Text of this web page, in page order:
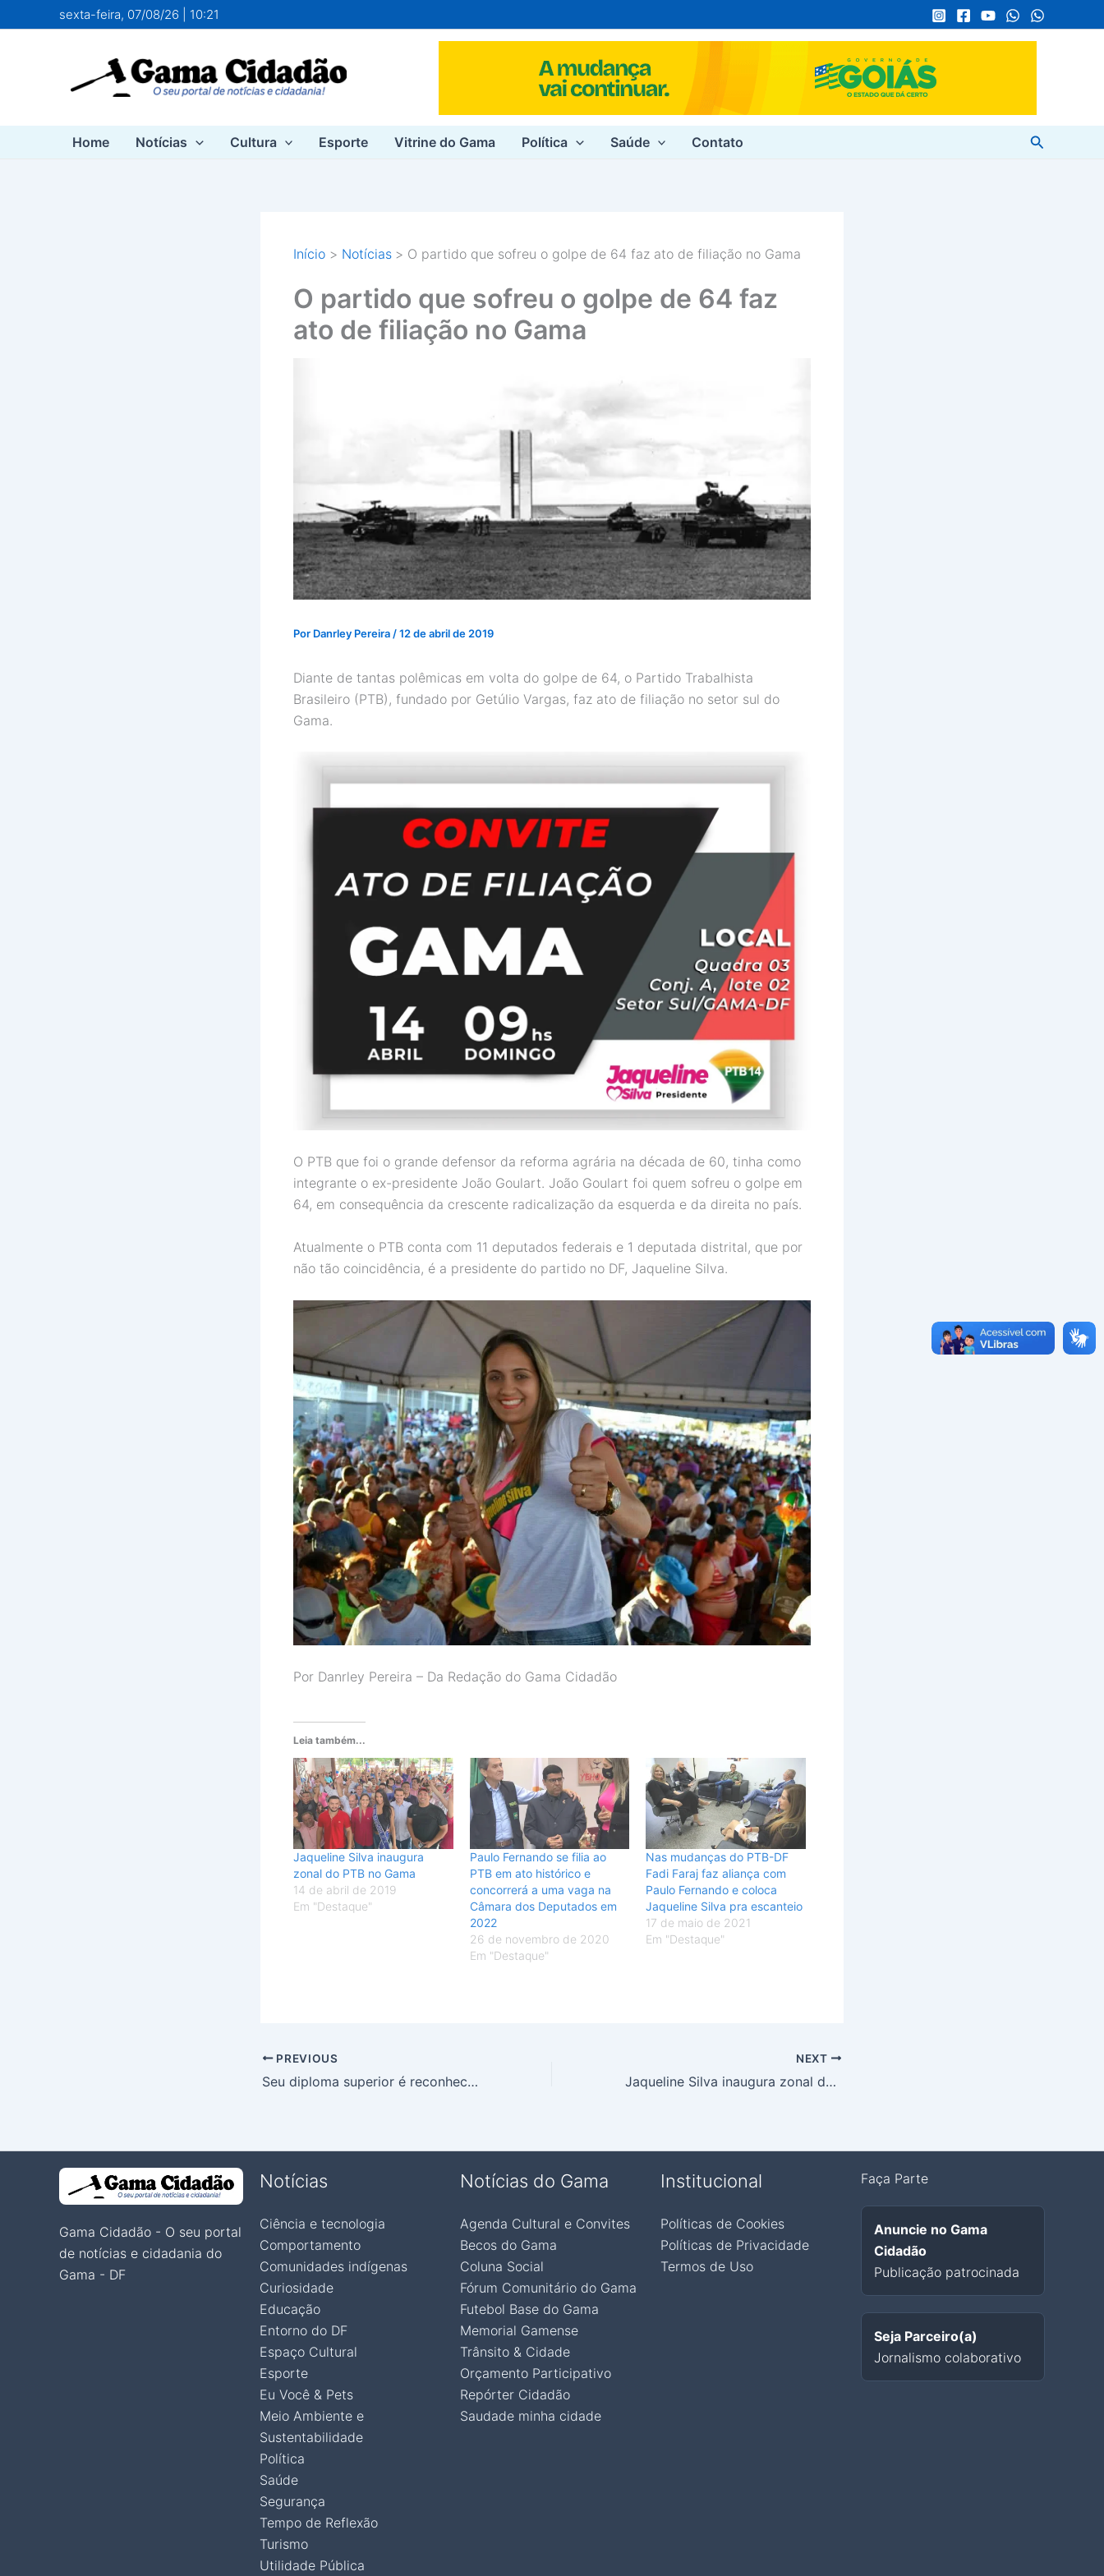
para
sexta-feira, 07/08/26 | 10:21
Home Notícias Cultura Esporte Vitrine do Gama Política Saúde Contato Pesquisar
Início Notícias O partido que sofreu o golpe de 64 faz ato de filiação no Gama
O partido que sofreu o golpe de 64 faz
ato de filiação no Gama
Por Danrley Pereira /12 de abril de 2019
Diante de tantas polêmicas em volta do golpe de 64, o Partido Trabalhista
Brasileiro (PTB), fundado por Getúlio Vargas, faz ato de filiação no setor sul do
Gama.
O PTB que foi o grande defensor da reforma agrária na década de 60, tinha como
integrante o ex-presidente João Goulart. João Goulart foi quem sofreu o golpe em
64, em consequência da crescente radicalização da esquerda e da direita no país.
Atualmente o PTB conta com 11 deputados federais e 1 deputada distrital, que por
não tão coincidência, é a presidente do partido no DF, Jaqueline Silva.
Por Danrley Pereira – Da Redação do Gama Cidadão
Leia também...
Jaqueline Silva inaugura
zonal do PTB no Gama
14 de abril de 2019
Em "Destaque"
Paulo Fernando se filia ao
PTB em ato histórico e
concorrerá a uma vaga na
Câmara dos Deputados em
2022
26 de novembro de 2020
Em "Destaque"
Nas mudanças do PTB-DF
Fadi Faraj faz aliança com
Paulo Fernando e coloca
Jaqueline Silva pra escanteio
17 de maio de 2021
Em "Destaque"
PREVIOUS
Seu diploma superior é reconhecido pelo MEC? Saiba como verificar
NEXT
Jaqueline Silva inaugura zonal do PTB no Gama
Gama Cidadão - O seu portal
de notícias e cidadania do
Gama - DF
Notícias
Ciência e tecnologia
Comportamento
Comunidades indígenas
Curiosidade
Educação
Entorno do DF
Espaço Cultural
Esporte
Eu Você & Pets
Meio Ambiente e
Sustentabilidade
Política
Saúde
Segurança
Tempo de Reflexão
Turismo
Utilidade Pública
Notícias do Gama
Agenda Cultural e Convites
Becos do Gama
Coluna Social
Fórum Comunitário do Gama
Futebol Base do Gama
Memorial Gamense
Trânsito & Cidade
Orçamento Participativo
Repórter Cidadão
Saudade minha cidade
Institucional
Políticas de Cookies
Políticas de Privacidade
Termos de Uso
Faça Parte
Anuncie no Gama
Cidadão
Publicação patrocinada
Seja Parceiro(a)
Jornalismo colaborativo